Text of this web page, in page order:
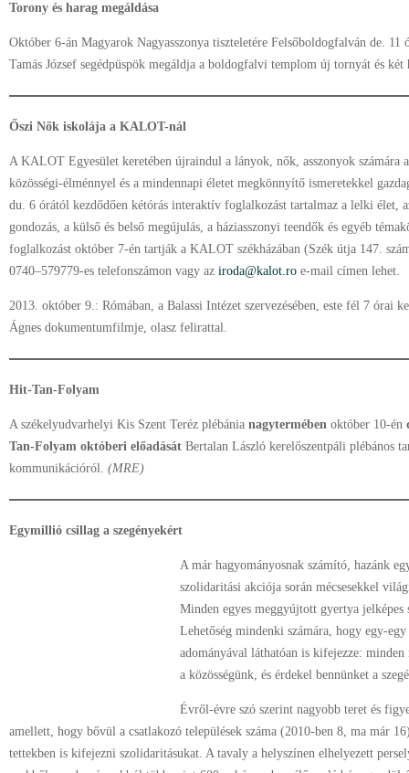
Torony és harag megáldása
Október 6-án Magyarok Nagyasszonya tiszteletére Felsőboldogfalván de. 11
Tamás József segédpüspök megáldja a boldogfalvi templom új tornyát és
Őszi Nők iskolája a KALOT-nál
A KALOT Egyesület keretében újraindul a lányok, nők, asszonyok számára
közösségi-élménnyel és a mindennapi életet megkönnyítő ismeretekkel
du. 6 órától kezdődően kétórás interaktív foglalkozást tartalmaz a lelki élet,
gondozás, a külső és belső megújulás, a háziasszonyi teendők és egyéb
foglalkozást október 7-én tartják a KALOT székházában (Szék útja 147.
0740–579779-es telefonszámon vagy az iroda@kalot.ro e-mail címen lehet.
2013. október 9.: Rómában, a Balassi Intézet szervezésében, este fél 7 órai
Ágnes dokumentumfilmje, olasz felirattal.
Hit-Tan-Folyam
A székelyudvarhelyi Kis Szent Teréz plébánia nagytermében október 10-én
Tan-Folyam októberi előadását Bertalan László kerelőszentpáli plébános
kommunikációról. (MRE)
Egymillió csillag a szegényekért
A már hagyományosnak számító, hazánk
szolidaritási akciója során mécsesekkel
Minden egyes meggyújtott gyertya
Lehetőség mindenki számára, hogy egy-
adományával láthatóan is kifejezze: minden
a közösségünk, és érdekel bennünket a
Évről-évre szó szerint nagyobb teret és
amellett, hogy bővül a csatlakozó települések száma (2010-ben 8, ma már
tettekben is kifejezni szolidaritásukat. A tavaly a helyszínen elhelyezett